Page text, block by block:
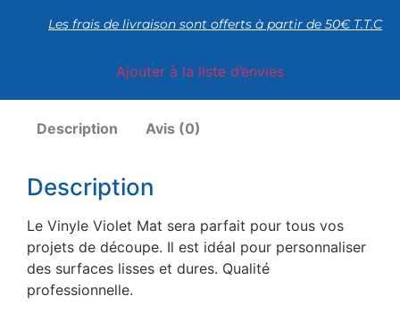
Les frais de livraison sont offerts à partir de 50€ T.T.C
Ajouter à la liste d’envies
Description Avis (0)
Description
Le Vinyle Violet Mat sera parfait pour tous vos
projets de découpe. Il est idéal pour personnaliser
des surfaces lisses et dures. Qualité
professionnelle.